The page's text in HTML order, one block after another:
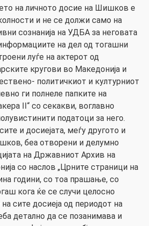
на личното досие на Шишков е
и не се должи само на
сознанија на УДБА за неговата
на дел од тогашни
луѓе на актерот од
кругови во Македонија и
политичкиот и културниот
ги полнеле папките на
II“ со секакви, воглавно
податоци за него.
и досиејата, меѓу другото и
беа отворени и делумно
на Државниот Архив на
со наслов „Црните страници на
години, со тоа прашање, со
кога ќе се случи целосно
сите досиеја од периодот на
детално да се позанимава и